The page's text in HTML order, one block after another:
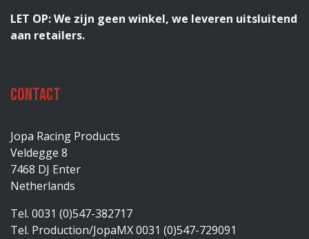
LET OP: We zijn geen winkel, we leveren uitsluitend
aan retailers.
Contact
Jopa Racing Products
Veldegge 8
7468 DJ Enter
Netherlands
Tel. 0031 (0)547-382717
Tel. Production/JopaMX 0031 (0)547-729091